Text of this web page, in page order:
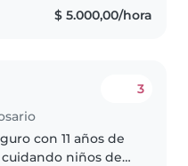
con mis hermanos
$ 5.000,00/hora
3
con 11 años de
niños de